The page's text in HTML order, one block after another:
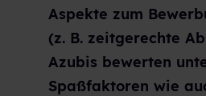
Aspekte zum
(z. B. zeitgerechte
Azubis bewerten
Spaßfaktoren wie